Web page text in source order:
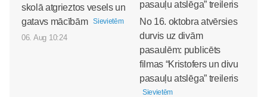
skolā atgrieztos vesels un
gatavs mācībām
Sievietēm
06. Aug 10:24
No 16. oktobra atvērsies
durvis uz divām
pasaulēm: publicēts
filmas “Kristofers un divu
pasauļu atslēga” treileris
Sievietēm